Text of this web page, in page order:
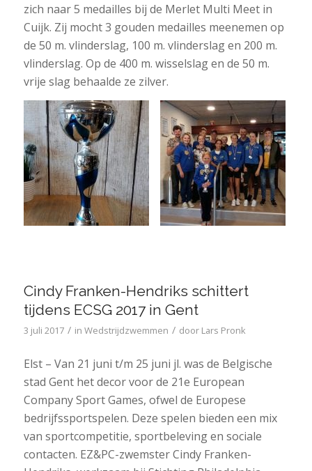
zich naar 5 medailles bij de Merlet Multi Meet in
Cuijk. Zij mocht 3 gouden medailles meenemen op
de 50 m. vlinderslag, 100 m. vlinderslag en 200 m.
vlinderslag. Op de 400 m. wisselslag en de 50 m.
vrije slag behaalde ze zilver.
Cindy Franken-Hendriks schittert
tijdens ECSG 2017 in Gent
3 juli 2017 / in Wedstrijdzwemmen / door Lars Pronk
Elst – Van 21 juni t/m 25 juni jl. was de Belgische
stad Gent het decor voor de 21e European
Company Sport Games, ofwel de Europese
bedrijfssportspelen. Deze spelen bieden een mix
van sportcompetitie, sportbeleving en sociale
contacten. EZ&PC-zwemster Cindy Franken-